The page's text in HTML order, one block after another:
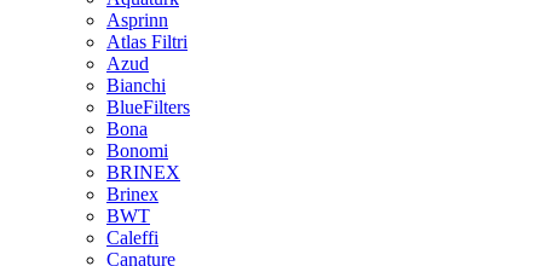
Asprinn
Atlas Filtri
Azud
Bianchi
BlueFilters
Bona
Bonomi
BRINEX
Brinex
BWT
Caleffi
Canature